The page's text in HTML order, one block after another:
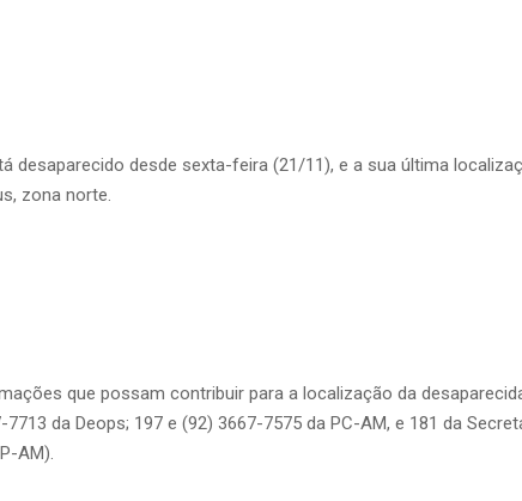
desaparecido desde sexta-feira (21/11), e a sua última
zona norte.
que possam contribuir para a localização da
da Deops; 197 e (92) 3667-7575 da PC-AM, e 181 da
AM).